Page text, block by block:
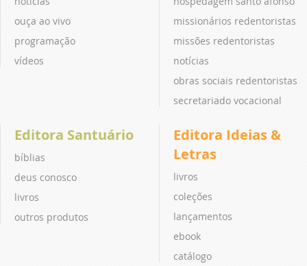
ouça ao vivo
programação
vídeos
missionários redentoristas
missões redentoristas
notícias
obras sociais redentoristas
secretariado vocacional
Editora Santuário
bíblias
deus conosco
livros
outros produtos
Editora Ideias &
Letras
livros
coleções
lançamentos
ebook
catálogo